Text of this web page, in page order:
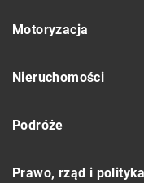
Motoryzacja
Nieruchomości
Podróże
Prawo, rząd i polityka